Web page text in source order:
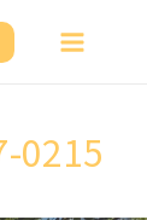
0215